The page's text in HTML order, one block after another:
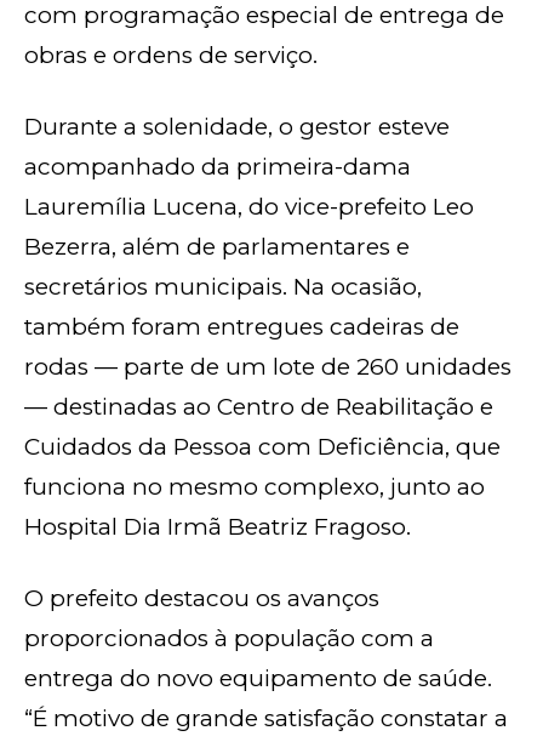
com programação especial de entrega de
obras e ordens de serviço.
Durante a solenidade, o gestor esteve
acompanhado da primeira-dama
Lauremília Lucena, do vice-prefeito Leo
Bezerra, além de parlamentares e
secretários municipais. Na ocasião,
também foram entregues cadeiras de
rodas — parte de um lote de 260 unidades
— destinadas ao Centro de Reabilitação e
Cuidados da Pessoa com Deficiência, que
funciona no mesmo complexo, junto ao
Hospital Dia Irmã Beatriz Fragoso.
O prefeito destacou os avanços
proporcionados à população com a
entrega do novo equipamento de saúde.
“É motivo de grande satisfação constatar a